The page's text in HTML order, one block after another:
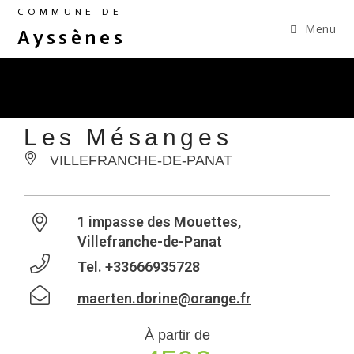
COMMUNE DE
Ayssènes Menu
Les Mésanges
VILLEFRANCHE-DE-PANAT
1 impasse des Mouettes,
Villefranche-de-Panat
Tel. +33666935728
maerten.dorine@orange.fr
À partir de